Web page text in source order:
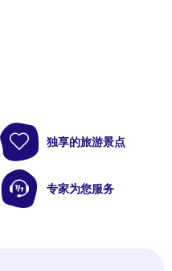
独享的旅游景点
专家为您服务